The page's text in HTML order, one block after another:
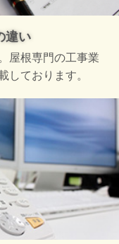
違い
屋根専門の工事業
しております。